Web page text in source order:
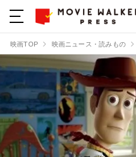
映画TOP 映画ニュース・読みもの